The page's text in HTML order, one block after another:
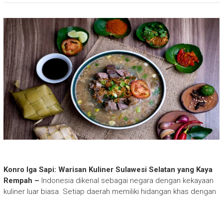
Konro Iga Sapi: Warisan Kuliner Sulawesi Selatan yang Kaya
Rempah – Indonesia dikenal sebagai negara dengan kekayaan
kuliner luar biasa. Setiap daerah memiliki hidangan khas dengan